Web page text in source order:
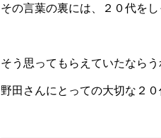
その言葉の裏には、２０代を
そう思ってもらえていたならう
野田さんにとっての大切な２